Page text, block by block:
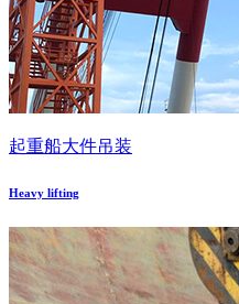
起重船大件吊装
Heavy lifting